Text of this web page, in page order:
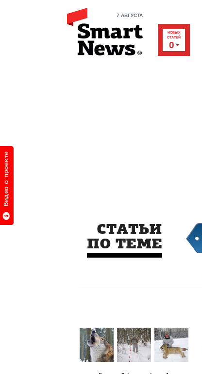
7 АВГУСТА
НОВЫХ
СТАТЕЙ
0
СТАТЬИ
ПО ТЕМЕ